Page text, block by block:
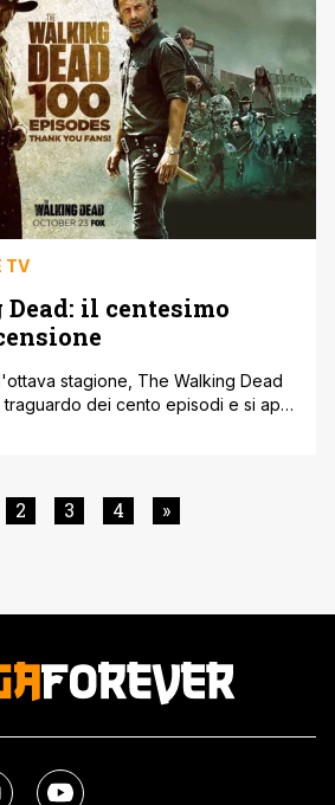
TV
il centesimo
stagione, The Walking Dead
dei cento episodi e si apre
ritorna in onda con l'ottava
[']
2 3 4 »